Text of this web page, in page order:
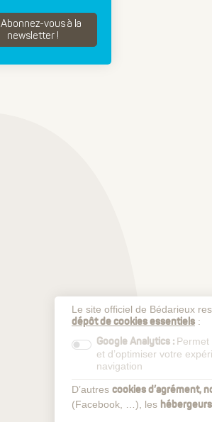
Le site officiel de Bédarieux
dépôt de cookies essentiels :
Google Analytics : Permet
et d’optimiser votre
navigation
D’autres cookies d’agrément,
(Facebook, …), les
Abonnez-vous à la
newsletter !